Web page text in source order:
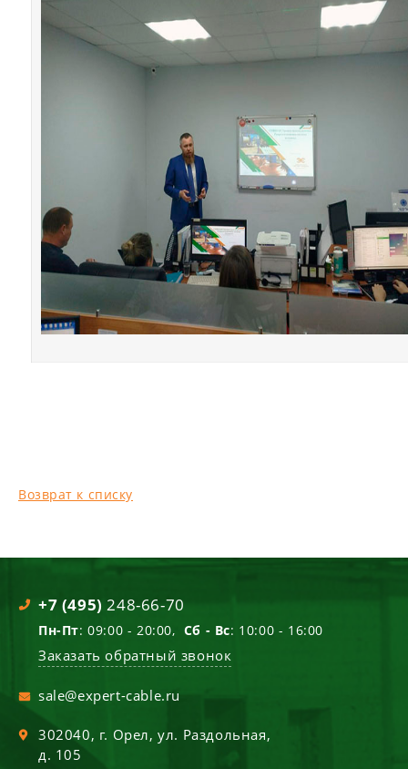
Возврат к списку
+7 (495) 248-66-70
Пн-Пт: 09:00 - 20:00, Сб - Вс: 10:00 - 16:00
Заказать обратный звонок
sale@expert-cable.ru
302040, г. Орел,ул. Раздольная,
д. 105